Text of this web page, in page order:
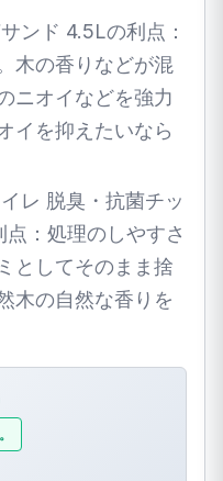
ンド 4.5Lの利点：
木の香りなどが混
ニオイなどを強力
イを抑えたいなら
レ 脱臭・抗菌チッ
：処理のしやすさ
としてそのまま捨
木の自然な香りを